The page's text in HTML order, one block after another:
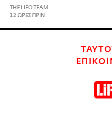
THE LIFO TEAM
12 ΩΡΕΣ ΠΡΙΝ